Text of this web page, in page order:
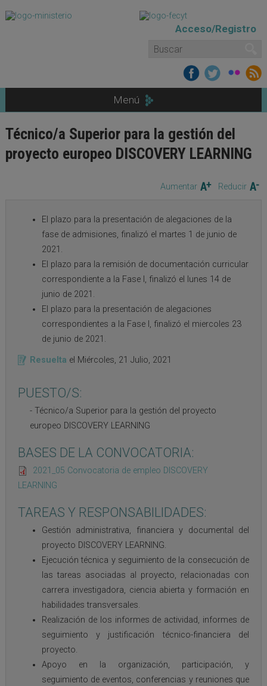
Acceso/Registro
Formulario de búsqueda
Buscar
Menú
Técnico/a Superior para la gestión del
proyecto europeo DISCOVERY LEARNING
Aumentar Reducir
El plazo para la presentación de alegaciones de la
fase de admisiones, finalizó el martes 1 de junio de
2021.
El plazo para la remisión de documentación curricular
correspondiente a la Fase I, finalizó el lunes 14 de
junio de 2021.
El plazo para la presentación de alegaciones
correspondientes a la Fase I, finalizó el miercoles 23
de junio de 2021.
Resuelta el Miércoles, 21 Julio, 2021
PUESTO/S:
Técnico/a Superior para la gestión del proyecto
europeo DISCOVERY LEARNING
BASES DE LA CONVOCATORIA:
2021_05 Convocatoria de empleo DISCOVERY
LEARNING
TAREAS Y RESPONSABILIDADES:
Gestión administrativa, financiera y documental del
proyecto DISCOVERY LEARNING.
Ejecución técnica y seguimiento de la consecución de
las tareas asociadas al proyecto, relacionadas con
carrera investigadora, ciencia abierta y formación en
habilidades transversales.
Realización de los informes de actividad, informes de
seguimiento y justificación técnico-financiera del
proyecto.
Apoyo en la organización, participación, y
seguimiento de eventos, conferencias y reuniones que